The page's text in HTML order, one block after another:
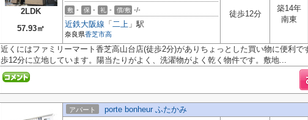
2LDK
57.93㎡
敷 - 保 - 礼 - 償/敷 -/-
近鉄大阪線 「 二上 」駅
奈良県香芝市高
徒歩12分
築14年
南東
近くにはファミリーマート香芝高山台店(徒歩2分)がありちょっとした買い物に便利で
歩12分に立地しています。陽当たりがよく、洗濯物がよく乾く物件です。敷地...
アパート porte bonheur ふたかみ